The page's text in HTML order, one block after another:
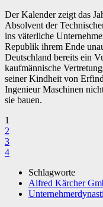
Der Kalender zeigt das
Absolvent der
ins väterliche
Republik ihrem Ende
Deutschland bereits ein
kaufmännische
seiner Kindheit von
Ingenieur Maschinen
sie bauen.
1
2
3
4
Schlagworte
Alfred Kärcher